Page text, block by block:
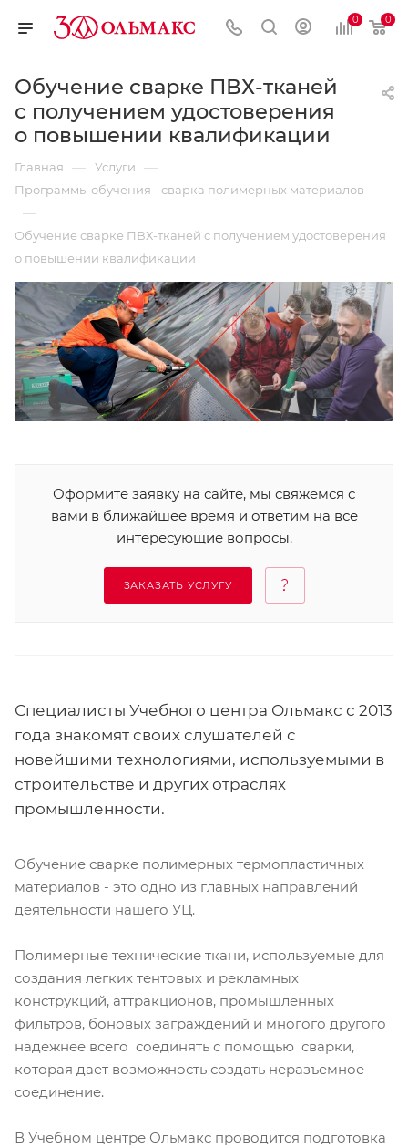
0 0
Обучение сварке ПВХ-тканей
с получением удостоверения
о повышении квалификации
Главная — Услуги —
Программы обучения - сварка полимерных материалов
—
Обучение сварке ПВХ-тканей с получением удостоверения
о повышении квалификации
Оформите заявку на сайте, мы свяжемся с
вами в ближайшее время и ответим на все
интересующие вопросы.
ЗАКАЗАТЬ УСЛУГУ
Специалисты Учебного центра Ольмакс с 2013
года знакомят своих слушателей с
новейшими технологиями, используемыми в
строительстве и других отраслях
промышленности.
Обучение сварке полимерных термопластичных
материалов - это одно из главных направлений
деятельности нашего УЦ.
Полимерные технические ткани, используемые для
создания легких тентовых и рекламных
конструкций, аттракционов, промышленных
фильтров, боновых заграждений и многого другого
надежнее всего соединять с помощью сварки,
которая дает возможность создать неразъемное
соединение.
В Учебном центре Ольмакс проводится подготовка